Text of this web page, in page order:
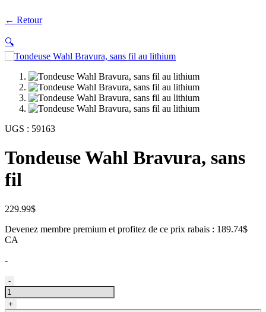
← Retour
🔍
UGS : 59163
Tondeuse Wahl Bravura, sans
fil
229.99$
Devenez membre premium et profitez de ce prix rabais : 189.74$
CA
-
quantité
de
Tondeuse
-
+